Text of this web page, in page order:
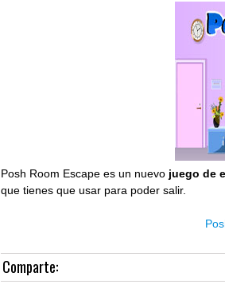
Posh Room Escape es un nuevo juego de
que tienes que usar para poder salir.
Comparte: